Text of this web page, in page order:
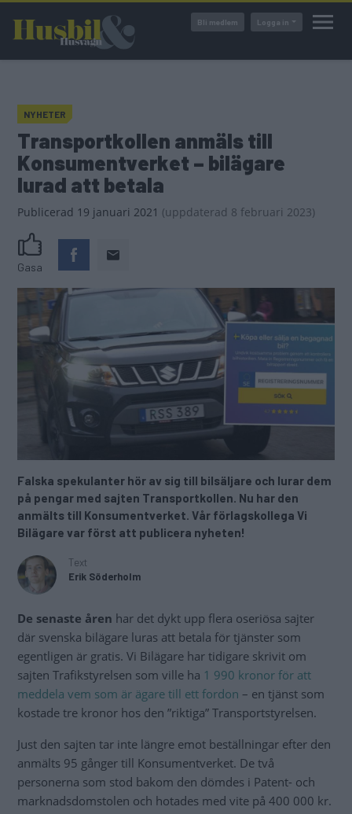
huvudinnehåll
Bli medlem Logga in
NYHETER
Transportkollen anmäls till
Konsumentverket – bilägare
lurad att betala
Publicerad 19 januari 2021 (uppdaterad 8 februari 2023)
Gasa
Falska spekulanter hör av sig till bilsäljare och lurar dem
på pengar med sajten Transportkollen. Nu har den
anmälts till Konsumentverket. Vår förlagskollega Vi
Bilägare var först att publicera nyheten!
Text
Erik Söderholm
De senaste åren har det dykt upp flera oseriösa sajter
där svenska bilägare luras att betala för tjänster som
egentligen är gratis. Vi Bilägare har tidigare skrivit om
sajten Trafikstyrelsen som ville ha 1 990 kronor för att
meddela vem som är ägare till ett fordon – en tjänst som
kostade tre kronor hos den ”riktiga” Transportstyrelsen.
Just den sajten tar inte längre emot beställningar efter den
anmälts 95 gånger till Konsumentverket. De två
personerna som stod bakom den dömdes i Patent- och
marknadsdomstolen och hotades med vite på 400 000 kr.